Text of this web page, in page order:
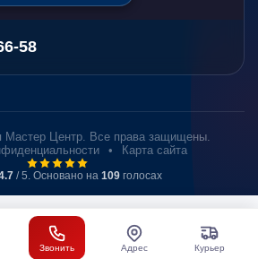
58
Мастер Центр. Все права защищены.
• Карта сайта
/ 5. Основано на 109 голосах
Звонить Адрес Курьер